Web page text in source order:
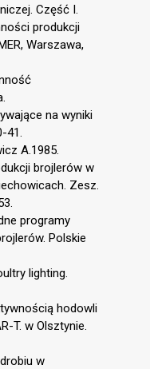
Część I.
produkcji
Warszawa,
na wyniki
41.
A.1985.
brojlerów w
Zesz.
programy
Polskie
lighting.
hodowli
T. w Olsztynie.
w